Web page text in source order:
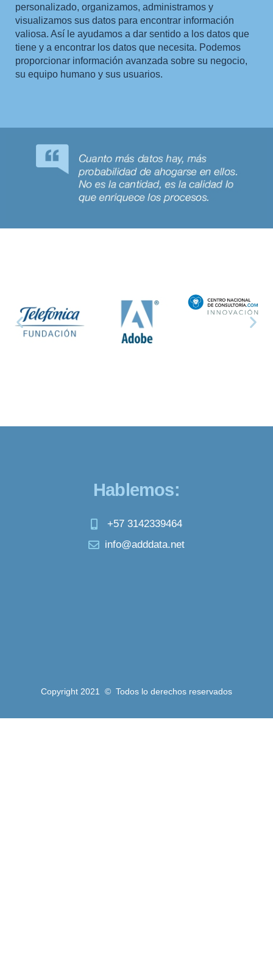
personalizado, organizamos, administramos y
visualizamos sus datos para encontrar información
valiosa. Así le ayudamos a dar sentido a los datos que
tiene y a encontrar los datos que necesita. Podemos
proporcionar información avanzada sobre su negocio,
su equipo humano y sus usuarios.
Hablemos:
+57 3142339464
info@adddata.net
Copyright 2021 © Todos lo derechos reservados